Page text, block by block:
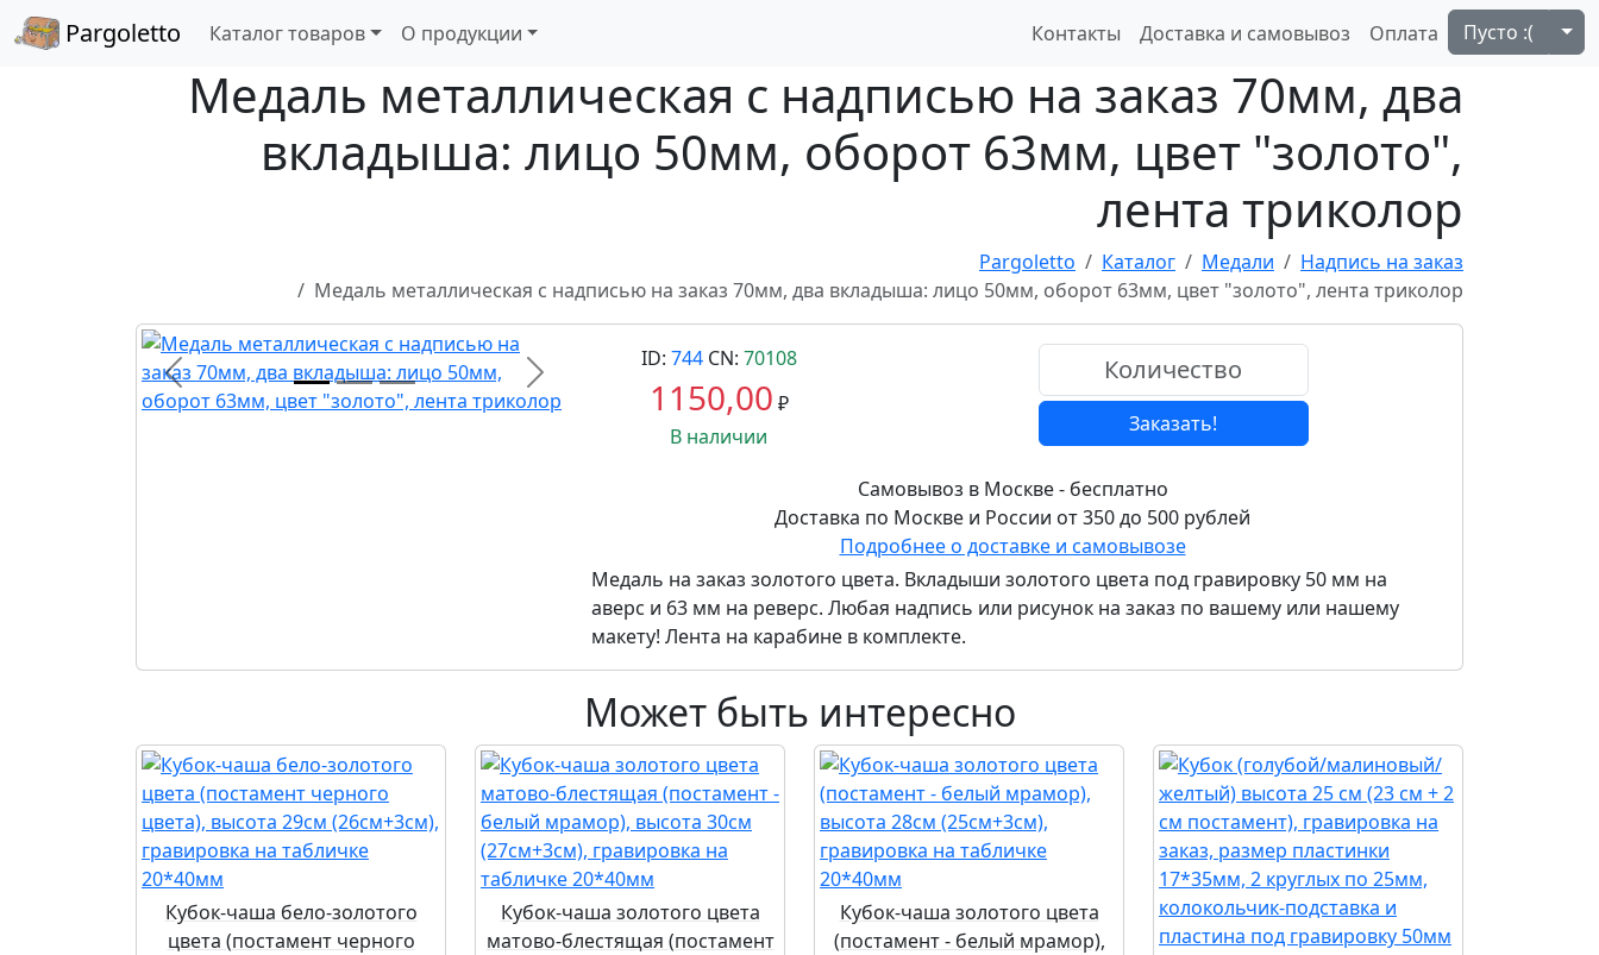
Pargoletto Каталог товаров О продукции Контакты Доставка и самовывоз Оплата Пусто :(
Медаль металлическая с надписью на заказ 70мм, два
вкладыша: лицо 50мм, оборот 63мм, цвет "золото",
лента триколор
Pargoletto Каталог Медали
Надпись на заказ
Медаль металлическая с надписью на заказ 70мм, два вкладыша: лицо 50мм, оборот 63мм, цвет "золото", лента триколор
Назад Вперед
ID: 744CN: 70108
1150,00 ₽
В наличии
Заказать!
Самовывоз в Москве - бесплатно
Доставка по Москве и России от 350 до 500 рублей
Подробнее о доставке и самовывозе
Медаль на заказ золотого цвета. Вкладыши золотого цвета под гравировку 50 мм на
аверс и 63 мм на реверс. Любая надпись или рисунок на заказ по вашему или нашему
макету! Лента на карабине в комплекте.
Может быть интересно
Кубок-чаша бело-золотого
цвета (постамент черного
Кубок-чаша золотого цвета
матово-блестящая (постамент
Кубок-чаша золотого цвета
(постамент - белый мрамор),